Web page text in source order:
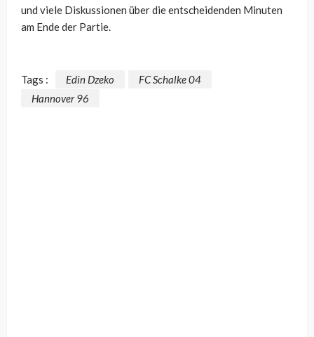
und viele Diskussionen über die entscheidenden Minuten
am Ende der Partie.
Tags : Edin Dzeko
FC Schalke 04
Hannover 96